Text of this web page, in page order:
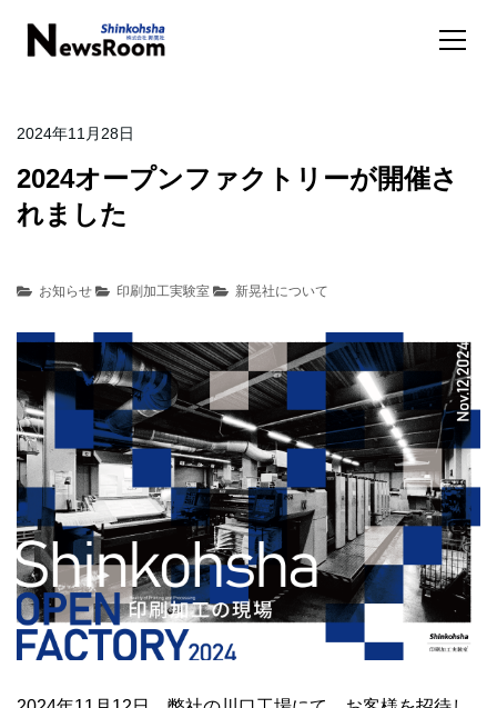
2024年11月28日
2024オープンファクトリーが開催さ
れました
お知らせ 印刷加工実験室 新晃社について